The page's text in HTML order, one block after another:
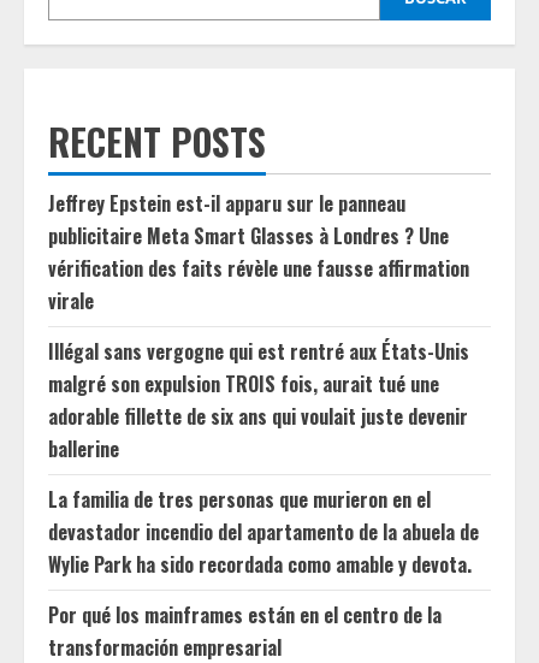
RECENT POSTS
Jeffrey Epstein est-il apparu sur le panneau
publicitaire Meta Smart Glasses à Londres ? Une
vérification des faits révèle une fausse affirmation
virale
Illégal sans vergogne qui est rentré aux États-Unis
malgré son expulsion TROIS fois, aurait tué une
adorable fillette de six ans qui voulait juste devenir
ballerine
La familia de tres personas que murieron en el
devastador incendio del apartamento de la abuela de
Wylie Park ha sido recordada como amable y devota.
Por qué los mainframes están en el centro de la
transformación empresarial